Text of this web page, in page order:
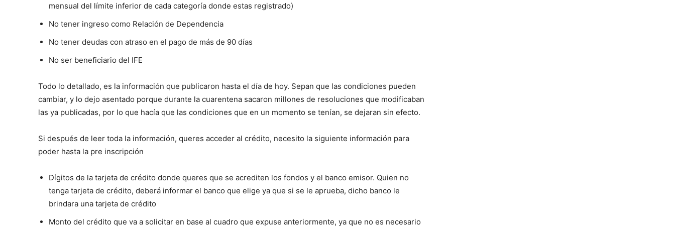
mensual del límite inferior de cada categoría donde estas registrado)
No tener ingreso como Relación de Dependencia
No tener deudas con atraso en el pago de más de 90 días
No ser beneficiario del IFE
Todo lo detallado, es la información que publicaron hasta el día de hoy. Sepan que las condiciones pueden
cambiar, y lo dejo asentado porque durante la cuarentena sacaron millones de resoluciones que modificaban
las ya publicadas, por lo que hacía que las condiciones que en un momento se tenían, se dejaran sin efecto.
Si después de leer toda la información, queres acceder al crédito, necesito la siguiente información para
poder hasta la pre inscripción
Dígitos de la tarjeta de crédito donde queres que se acrediten los fondos y el banco emisor. Quien no
tenga tarjeta de crédito, deberá informar el banco que elige ya que si se le aprueba, dicho banco le
brindara una tarjeta de crédito
Monto del crédito que va a solicitar en base al cuadro que expuse anteriormente, ya que no es necesario